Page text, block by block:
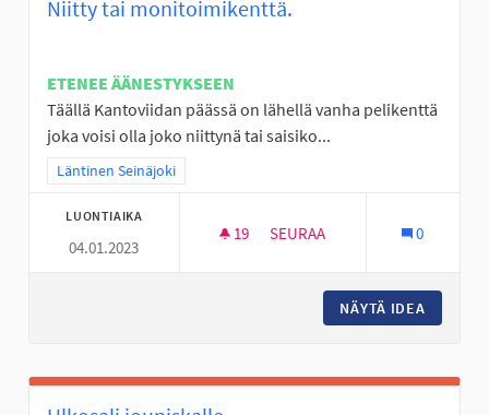
Niitty tai monitoimikenttä.
ETENEE ÄÄNESTYKSEEN
Täällä Kantoviidan päässä on lähellä vanha pelikenttä
joka voisi olla joko niittynä tai saisiko...
Rajaa tulokset teeman mukaan: Läntinen Seinäjoki
Läntinen Seinäjoki
LUONTIAIKA
04.01.2023
19 19 SEURAAJAA
SEURAA 0
NÄYTÄ IDEA